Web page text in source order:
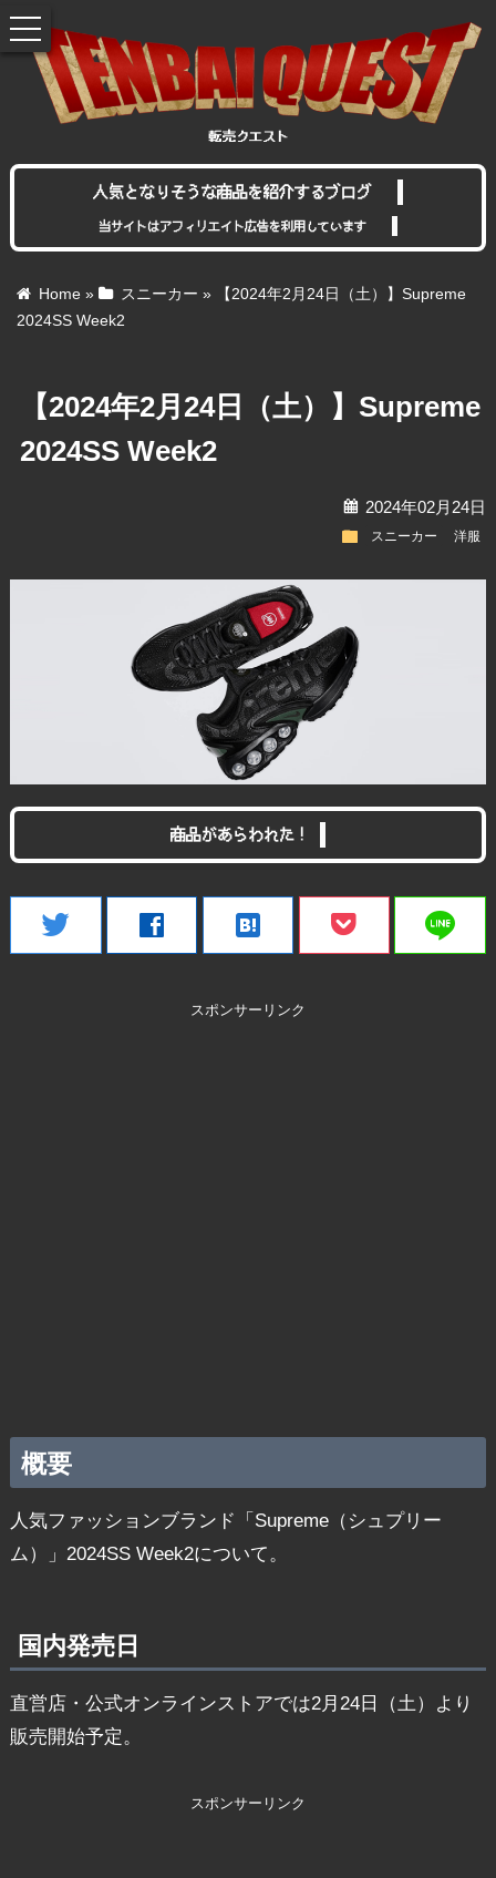
人気となりそうな商品を紹介するブログ
当サイトはアフィリエイト広告を利用しています
Home » スニーカー »
【2024年2月24日（土）】Supreme
2024SS Week2
【2024年2月24日（土）】Supreme
2024SS Week2
calendar2024年02月24日
folder スニーカー 洋服
商品があらわれた！
twitter facebook hatenabookmark line
スポンサーリンク
概要
人気ファッションブランド「Supreme（シュプリー
ム）」2024SS Week2について。
国内発売日
直営店・公式オンラインストアでは2月24日（土）より
販売開始予定。
スポンサーリンク
toggle
navigation